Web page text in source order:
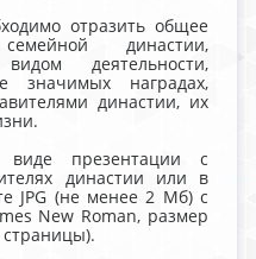
отразить общее
династии,
деятельности,
значимых наградах,
династии, их
презентации с
династии или в
JPG (не менее 2 Мб) с
New Roman, размер